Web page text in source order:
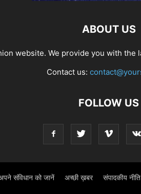
ABOUT US
website. We provide you with
Contact us:
FOLLOW US
संविधान को जानें अच्छी ख़बर संपादकीय नीति